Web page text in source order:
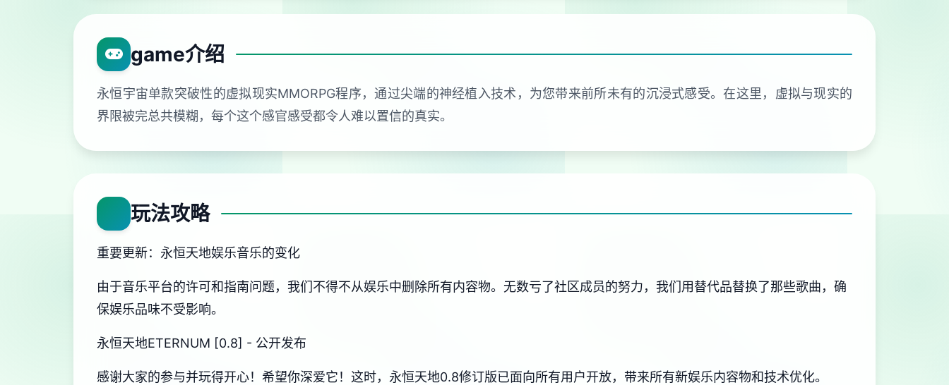
game介绍
永恒宇宙单款突破性的虚拟现实MMORPG程序，通过尖端的神经植入技术，为您带来前所未有的沉浸式感受。在这里，虚拟与现实的
界限被完总共模糊，每个这个感官感受都令人难以置信的真实。
玩法攻略
重要更新：永恒天地娱乐音乐的变化
由于音乐平台的许可和指南问题，我们不得不从娱乐中删除所有内容物。无数亏了社区成员的努力，我们用替代品替换了那些歌曲，确
保娱乐品味不受影响。
永恒天地ETERNUM [0.8] - 公开发布
感谢大家的参与并玩得开心！希望你深爱它！这时，永恒天地0.8修订版已面向所有用户开放，带来所有新娱乐内容物和技术优化。